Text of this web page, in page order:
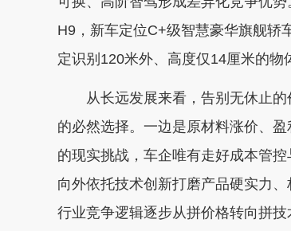
H9，新车定位C+级智慧豪华旗舰轿
定识别120米外、高度仅14厘米的物
从长远发展来看，告别无休止的
的必然选择。一边是原材料涨价、
的现实挑战，车企唯有走好成本管控
向外依托技术创新打磨产品硬实力
行业竞争逻辑逐步从拼价格转向拼